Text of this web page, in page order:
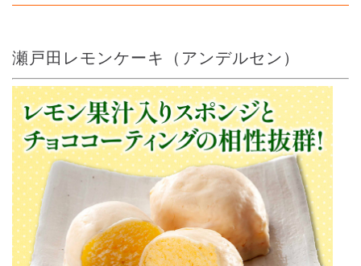
瀬戸田レモンケーキ（アンデルセン）